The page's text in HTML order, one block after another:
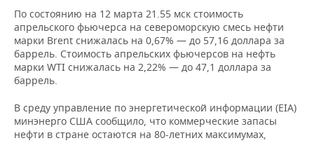
ВУЗЫ ТАТАРСТАНА
КОМУ ПРИНАДЛЕЖАТ
ТОРГОВЫЕ ЦЕНТРЫ
ТАТАРСТАНА
БАНКИ
БЮДЖЕТ
ПРОМЫШЛЕННОСТИ
АГРОПРОМ
МАШИНОСТРОЕНИЕ
НЕФТЕХИМИЯ
НОВОСТИ НЕДВИЖИМОСТИ
АВТО
НОВОСТИ АВТО
БИЗНЕС
РОЗНИЧНАЯ ТОРГОВЛЯ
ТЕХНОЛОГИИ
НОВОСТИ ТЕХНОЛОГИЙ
МЕРОПРИЯТИЯ
По состоянию на 12 марта 21.55 мск стоимость
апрельского фьючерса на североморскую смесь нефти
марки Brent снижалась на 0,67% — до 57,16 доллара за
баррель. Стоимость апрельских фьючерсов на нефть
марки WTI снижалась на 2,22% — до 47,1 доллара за
баррель.
В среду управление по энергетической информации (EIA)
минэнерго США сообщило, что коммерческие запасы
нефти в стране остаются на 80-​летних максимумах,